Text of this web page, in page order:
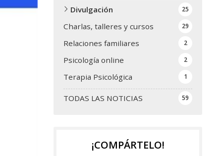
TODAS LAS NOTICIAS 59
Divulgación 25
Charlas, talleres y cursos 29
Relaciones familiares 2
Psicología online 2
Terapia Psicológica 1
¡COMPÁRTELO!